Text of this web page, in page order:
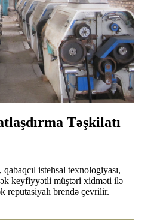
Təşkilatı
istehsal texnologiyası,
keyfiyyətli müştəri xidməti ilə
reputasiyalı brendə çevrilir.